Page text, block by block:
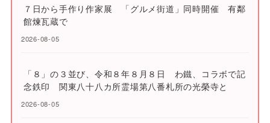
７日から手作り作家展 「グルメ街道」同時開催 有鄰
館煉瓦蔵で
2026-08-05
「８」の３並び、令和８年８月８日 わ鐵、コラボで記
念鉄印 関東八十八カ所霊場第八番札所の光榮寺と
2026-08-05